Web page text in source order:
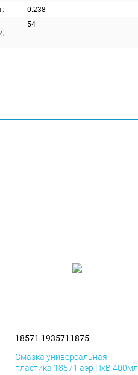
0.238
54
18571 1935711875
Смазка универсальная
пластика 18571 аэр ПхВ 400мл